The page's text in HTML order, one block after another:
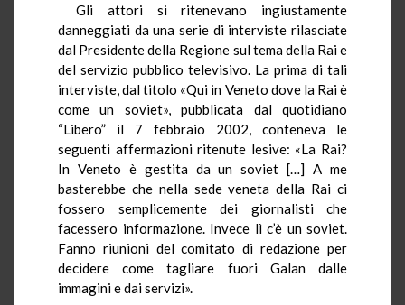
Gli attori si ritenevano ingiustamente
danneggiati da una serie di interviste rilasciate
dal Presidente della Regione sul tema della Rai e
del servizio pubblico televisivo. La prima di tali
interviste, dal titolo «Qui in Veneto dove la Rai è
come un soviet», pubblicata dal quotidiano
“Libero” il 7 febbraio 2002, conteneva le
seguenti affermazioni ritenute lesive: «La Rai?
In Veneto è gestita da un soviet […] A me
basterebbe che nella sede veneta della Rai ci
fossero semplicemente dei giornalisti che
facessero informazione. Invece lì c’è un soviet.
Fanno riunioni del comitato di redazione per
decidere come tagliare fuori Galan dalle
immagini e dai servizi».